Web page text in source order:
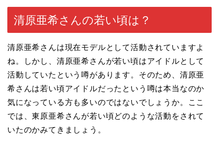
清原亜希さんの若い頃は？
清原亜希さんは現在モデルとして活動されていますよ
ね。しかし、清原亜希さんが若い頃はアイドルとして
活動していたという噂があります。そのため、清原亜
希さんは若い頃アイドルだったという噂は本当なのか
気になっている方も多いのではないでしょうか。ここ
では、東原亜希さんが若い頃どのような活動をされて
いたのかみてきましょう。